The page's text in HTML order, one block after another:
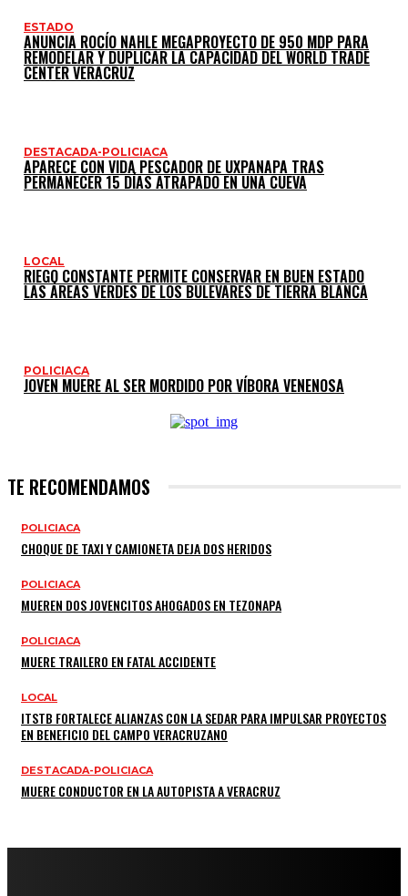
ESTADO
ANUNCIA ROCÍO NAHLE MEGAPROYECTO DE 950 MDP PARA
REMODELAR Y DUPLICAR LA CAPACIDAD DEL WORLD TRADE
CENTER VERACRUZ
DESTACADA-POLICIACA
APARECE CON VIDA PESCADOR DE UXPANAPA TRAS
PERMANECER 15 DÍAS ATRAPADO EN UNA CUEVA
LOCAL
RIEGO CONSTANTE PERMITE CONSERVAR EN BUEN ESTADO
LAS ÁREAS VERDES DE LOS BULEVARES DE TIERRA BLANCA
POLICIACA
JOVEN MUERE AL SER MORDIDO POR VÍBORA VENENOSA
TE RECOMENDAMOS
POLICIACA
CHOQUE DE TAXI Y CAMIONETA DEJA DOS HERIDOS
POLICIACA
MUEREN DOS JOVENCITOS AHOGADOS EN TEZONAPA
POLICIACA
MUERE TRAILERO EN FATAL ACCIDENTE
LOCAL
ITSTB FORTALECE ALIANZAS CON LA SEDAR PARA IMPULSAR PROYECTOS
EN BENEFICIO DEL CAMPO VERACRUZANO
DESTACADA-POLICIACA
MUERE CONDUCTOR EN LA AUTOPISTA A VERACRUZ